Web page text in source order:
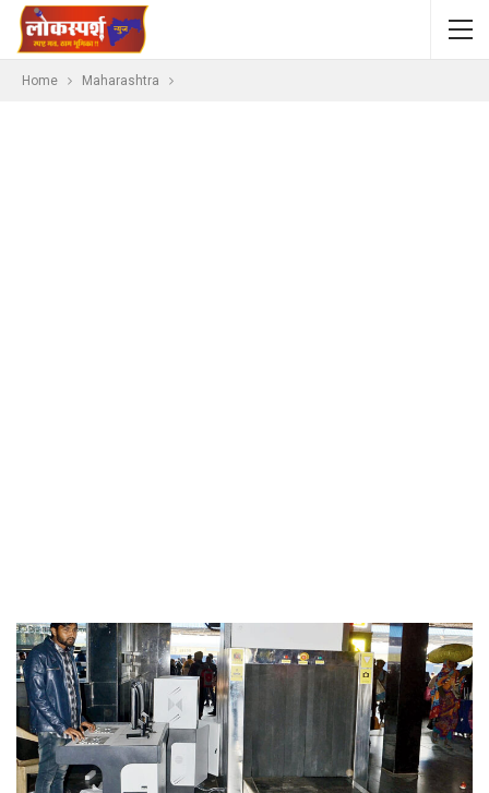
Home Maharashtra